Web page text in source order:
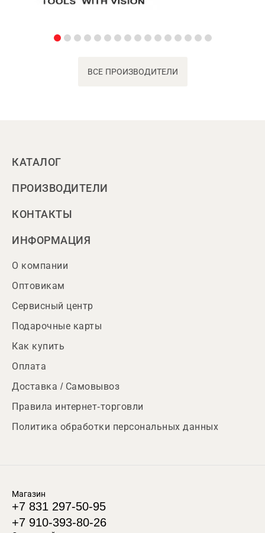
ВСЕ ПРОИЗВОДИТЕЛИ
КАТАЛОГ
ПРОИЗВОДИТЕЛИ
КОНТАКТЫ
ИНФОРМАЦИЯ
О компании
Оптовикам
Сервисный центр
Подарочные карты
Как купить
Оплата
Доставка / Самовывоз
Правила интернет-торговли
Политика обработки персональных данных
Магазин
+7 831 297-50-95
+7 910-393-80-26